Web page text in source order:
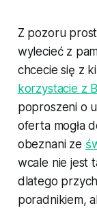
Z pozoru
wylecieć z
chcecie się z
korzystacie z
poproszeni o
oferta mogła
obeznani ze
wcale nie jest
dlatego
poradnikiem,